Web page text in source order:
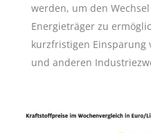
werden, um den
Energieträger zu
kurzfristigen Einsparung
und anderen